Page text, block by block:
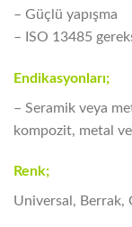
– Güçlü yapışma
– ISO 13485
Endikasyonları;
– Seramik veya
kompozit, metal
Renk;
Universal, Berrak,